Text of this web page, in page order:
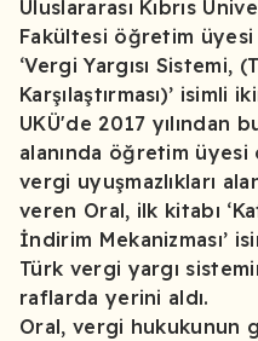
Uluslararası Kıbrıs
Fakültesi öğretim üyesi
‘Vergi Yargısı Sistemi,
Karşılaştırması)’ isimli
UKÜ'de 2017 yılından
alanında öğretim üyesi
vergi uyuşmazlıkları
veren Oral, ilk kitabı
İndirim Mekanizması’
Türk vergi yargı
raflarda yerini aldı.
Oral, vergi hukukunun